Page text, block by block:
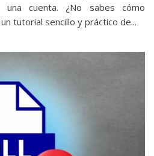
una cuenta. ¿No sabes cómo
tutorial sencillo y práctico de...